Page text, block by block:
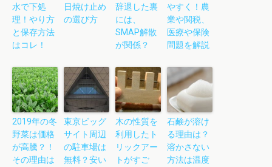
水で下処
理！やり方
と保存方法
はコレ！
日焼け止め
の選び方
辞退した裏
には、
SMAP解散
が関係？
やすく！農
業や関税、
医療や保険
問題を解説
2019年の冬
野菜は価格
が高騰？！
その理由は
東京ビッグ
サイト周辺
の駐車場は
無料？安い
木の性質を
利用したト
リックアー
トがすご
石鹸が溶け
る理由は？
溶かさない
方法は温度